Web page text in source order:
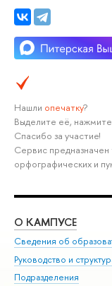
Нашли опечатку?
Выделите её,
Спасибо за участие!
Сервис
орфографических и
О КАМПУСЕ
Сведения об
Руководство и
Подразделения